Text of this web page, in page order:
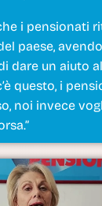
i pensionati
paese,
dare un aiuto
questo, i
noi invece